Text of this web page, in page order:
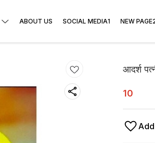
ABOUT US SOCIAL MEDIA1 NEW
आदर्श
10